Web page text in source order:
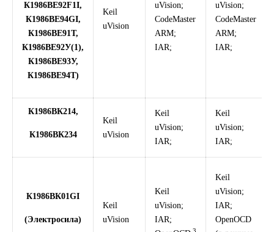
К1986ВЕ92F1I,
К1986ВЕ94GI,
К1986ВЕ91Т,
К1986ВЕ92У(1),
К1986ВЕ93У,
К1986ВЕ94Т)
Keil
uVision
uVision;
CodeMaster
ARM;
IAR;
uVision;
CodeMaster
ARM;
IAR;
К1986ВК214,
К1986ВК234
Keil
uVision
Keil
uVision;
IAR;
Keil
uVision;
IAR;
К1986ВК01GI
(Электросила)
Keil
uVision
Keil
uVision;
IAR;
Keil
uVision;
IAR;
OpenOCD